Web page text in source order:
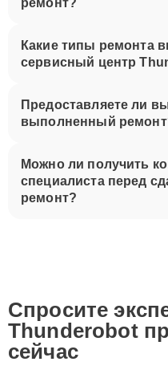
ремонт?
Какие типы ремонта
сервисный центр
Предоставляете ли
выполненный
Можно ли получить
специалиста перед
ремонт?
Спросите
Thunderobot
сейчас